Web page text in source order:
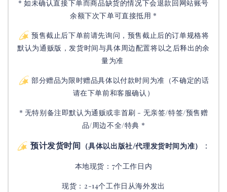
* 如未确认直接下单而商品缺货的情况下会退款回网站账号
余额下次下单可直接抵用 *
预售截止后下单前请先询问，预售截止后的订单规格将
默认为通贩版，发货时间与具体周边配置将以之后释出的余
量为准
部分赠品为限时赠品具体以付款时间为准（不确定的话
请在下单前和客服确认）
* 无特别备注即默认为通贩或非首刷 - 无亲签/特签/预售赠
品/周边不全/特典 *
预计发货时间 （具体以出版社/代理发货时间为准） ：
本地现货：7个工作日内
现货：2-14个工作日从海外发出